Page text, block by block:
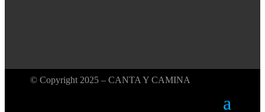
© Copyright 2025 – CANTA Y CAMINA